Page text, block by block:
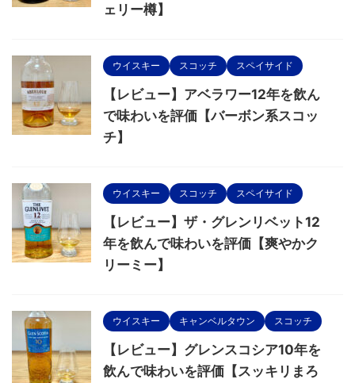
ェリー樽】
ウイスキー スコッチ スペイサイド
【レビュー】アベラワー12年を飲ん
で味わいを評価【バーボン系スコッ
チ】
ウイスキー スコッチ スペイサイド
【レビュー】ザ・グレンリベット12
年を飲んで味わいを評価【爽やかク
リーミー】
ウイスキー キャンベルタウン スコッチ
【レビュー】グレンスコシア10年を
飲んで味わいを評価【スッキリまろ